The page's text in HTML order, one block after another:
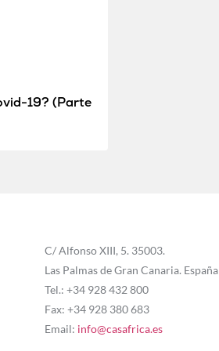
19? (Parte
C/ Alfonso XIII, 5. 35003.
Las Palmas de Gran Canaria. España
Tel.: +34 928 432 800
Fax: +34 928 380 683
Email: info@casafrica.es